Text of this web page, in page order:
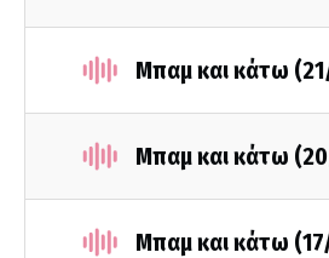
Μπαμ και κάτω
Μπαμ και κάτω
Μπαμ και κάτω